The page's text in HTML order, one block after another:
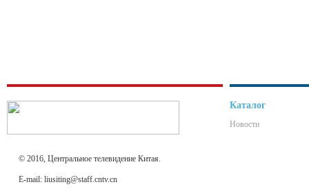
© 2016, Центральное телевидение Китая.
E-mail: liusiting@staff.cntv.cn
Каталог
Новости